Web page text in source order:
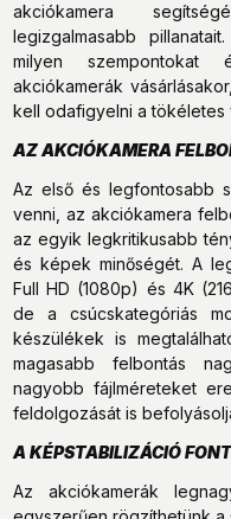
akciókamera
legizgalmasabb
milyen szempontokat
akciókamerák
kell odafigyelni a tökéletes
AZ AKCIÓKAMERA
Az első és legfontosabb
venni, az akciókamera
az egyik legkritikusabb
és képek minőségét. A
Full HD (1080p) és 4K
de a csúcskategóriás
készülékek is
magasabb felbontás
nagyobb fájlméreteket
feldolgozását is
A KÉPSTABILIZÁCIÓ
Az akciókamerák